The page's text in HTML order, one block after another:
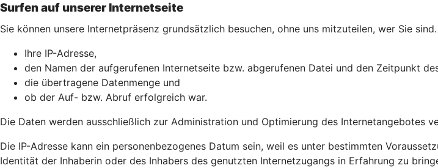
Surfen auf unserer Internetseite
Sie können unsere Internetpräsenz grundsätzlich besuchen, ohne uns mitzuteilen, wer Sie
Ihre IP-Adresse,
den Namen der aufgerufenen Internetseite bzw. abgerufenen Datei und den Zeitpunkt
die übertragene Datenmenge und
ob der Auf- bzw. Abruf erfolgreich war.
Die Daten werden ausschließlich zur Administration und Optimierung des Internetangebotes
Die IP-Adresse kann ein personenbezogenes Datum sein, weil es unter bestimmten
Identität der Inhaberin oder des Inhabers des genutzten Internetzugangs in Erfahrung zu